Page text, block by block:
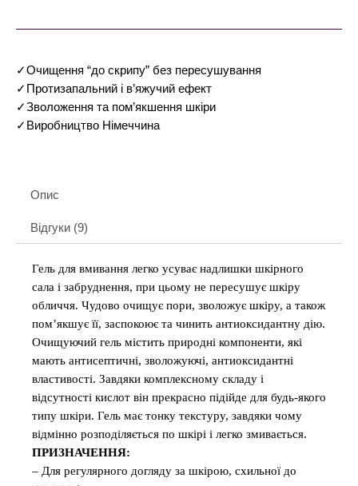
✓Очищення “до скрипу” без пересушування
✓Протизапальний і в’яжучий ефект
✓Зволоження та пом’якшення шкіри
✓Виробництво Німеччина
Опис
Відгуки (9)
Гель для вмивання легко усуває надлишки шкірного
сала і забруднення, при цьому не пересушує шкіру
обличчя. Чудово очищує пори, зволожує шкіру, а також
пом’якшує її, заспокоює та чинить антиоксидантну дію.
Очищуючий гель містить природні компоненти, які
мають антисептичні, зволожуючі, антиоксидантні
властивості. Завдяки комплексному складу і
відсутності кислот він прекрасно підійде для будь-якого
типу шкіри. Гель має тонку текстуру, завдяки чому
відмінно розподіляється по шкірі і легко змивається.
ПРИЗНАЧЕННЯ:
– Для регулярного догляду за шкірою, схильної до